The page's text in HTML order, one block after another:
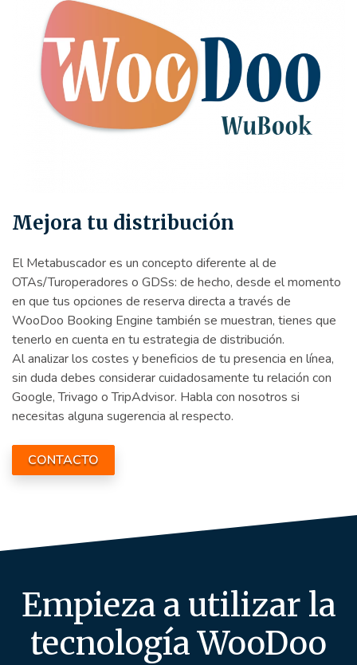
Mejora tu distribución
El Metabuscador es un concepto diferente al de
OTAs/Turoperadores o GDSs: de hecho, desde el momento
en que tus opciones de reserva directa a través de
WooDoo Booking Engine también se muestran, tienes que
tenerlo en cuenta en tu estrategia de distribución.
Al analizar los costes y beneficios de tu presencia en línea,
sin duda debes considerar cuidadosamente tu relación con
Google, Trivago o TripAdvisor. Habla con nosotros si
necesitas alguna sugerencia al respecto.
CONTACTO
Empieza a utilizar la
tecnología WooDoo